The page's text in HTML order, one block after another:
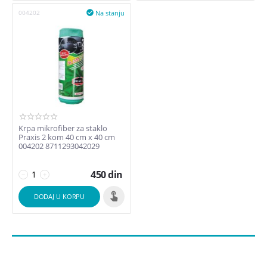
004202 Na stanju

Krpa mikrofiber za staklo
Praxis 2 kom 40 cm x 40 cm
004202 8711293042029
+
− 450din
DODAJ U KORPU